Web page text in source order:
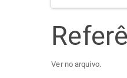
Ver no arquivo.